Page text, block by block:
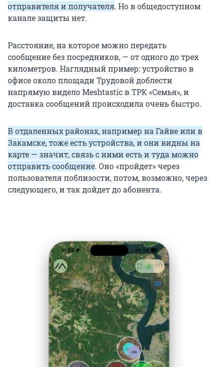
отправителя и получателя. Но в общедоступном
канале защиты нет.
Расстояние, на которое можно передать
сообщение без посредников, — от одного до трех
километров. Наглядный пример: устройство в
офисе около площади Трудовой доблести
напрямую видело Meshtastic в ТРК «Семья», и
доставка сообщений происходила очень быстро.
В отдаленных районах, например на Гайве или в
Закамске, тоже есть устройства, и они видны на
карте — значит, связь с ними есть и туда можно
отправить сообщение. Оно «пройдет» через
пользователя поблизости, потом, возможно, через
следующего, и так дойдет до абонента.